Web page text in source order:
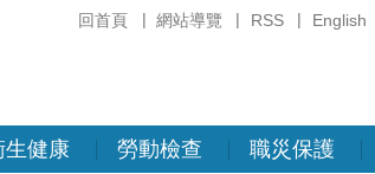
回首頁 網站導覽 RSS English
生健康 勞動檢查 職災保護